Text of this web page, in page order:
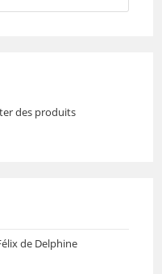
des produits
de Delphine